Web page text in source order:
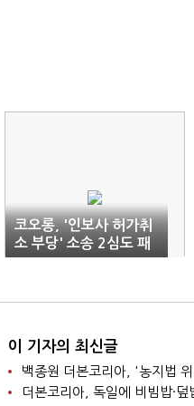
코오롱, '인보사 허가취
소 부당' 소송 2심도 패
소
이 기자의 최신글
백종원 더본코리아, '농지법
더본코리아, 독일에 비빔밥·덮